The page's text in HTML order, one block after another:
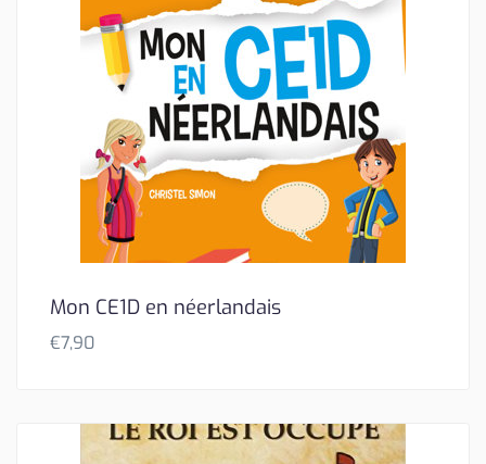
Mon CE1D en néerlandais
€7,90